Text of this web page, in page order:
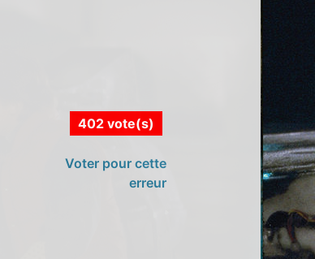
402 vote(s)
Voter pour cette
erreur